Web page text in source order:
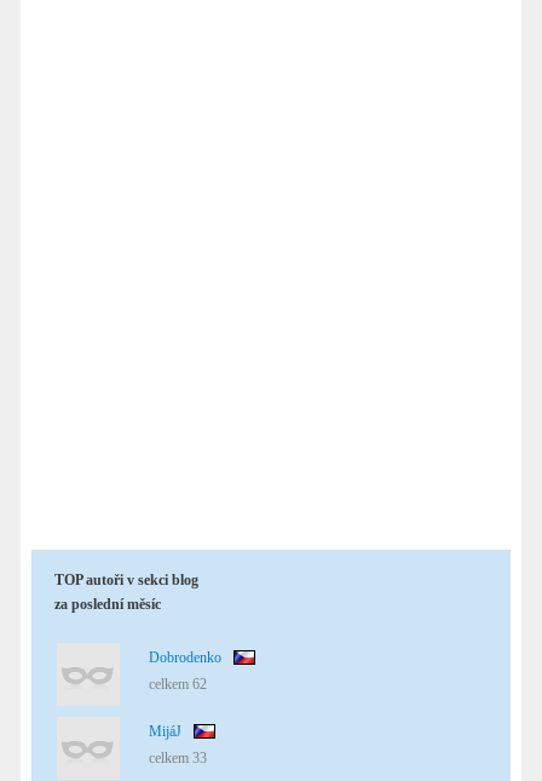
TOP autoři v sekci blog
za poslední měsíc
Dobrodenko
celkem 62
MijáJ
celkem 33